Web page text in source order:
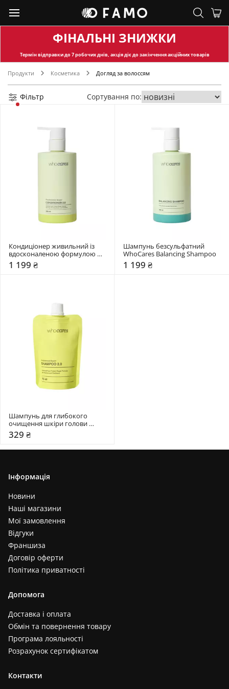
ФІНАЛЬНІ ЗНИЖКИ
Термін відправкидо 7 робочих днів, акція діє до закінчення акційних товарів
Продукти Косметика Догляд за волоссям
Фільтр Сортування по:
Кондиціонер живильний із
вдосконаленою формулою
WhoCares 2.0 Fundamental
Repair
1 199 ₴
Шампунь безсульфатний
WhoCares Balancing Shampoo
1 199 ₴
Шампунь для глибокого
очищення шкіри голови
WhoCares 2.0 Fundamental
Repair
329 ₴
Інформація
Новини
Наші магазини
Мої замовлення
Відгуки
Франшиза
Договір оферти
Політика приватності
Допомога
Доставка і оплата
Обмін та повернення товару
Програма лояльності
Розрахунок сертифікатом
Контакти